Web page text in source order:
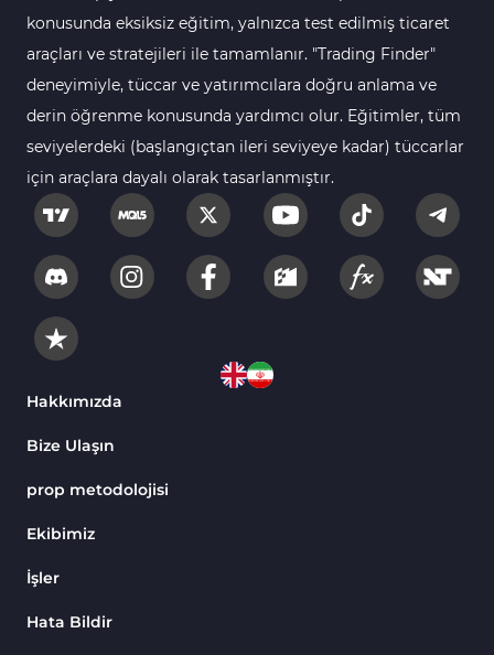
Göstergeleri
Intraday MT4 Göstergeleri 344
MetaTrader 4’te
DrawdownGöstergeleri
Binary Options MT4
Göstergeleri
Öncü MT4 Göstergeleri 75
Akıllı Para MT4 Göstergeleri 74
Destek ve Direnç MT4
Harmonik MT4 Göstergeleri
Aşırı Alım ve Aşırı Satım MT4
Göstergeleri
MetaTrader 4 için Fibonacci
konusunda eksiksiz eğitim, yalnızca test edilmiş ticaret
araçları ve stratejileri ile tamamlanır. "Trading Finder"
deneyimiyle, tüccar ve yatırımcılara doğru anlama ve
derin öğrenme konusunda yardımcı olur. Eğitimler, tüm
seviyelerdeki (başlangıçtan ileri seviyeye kadar) tüccarlar
için araçlara dayalı olarak tasarlanmıştır.
Hakkımızda
Bize Ulaşın
prop metodolojisi
Ekibimiz
İşler
Hata Bildir